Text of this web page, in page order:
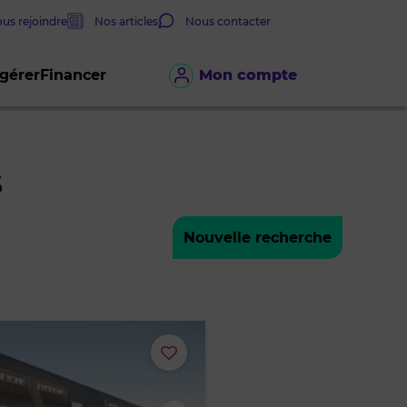
Mon compte
Financer
rejoindre Nos articles Nous contacter
Nouvelle recherche
Ajouter